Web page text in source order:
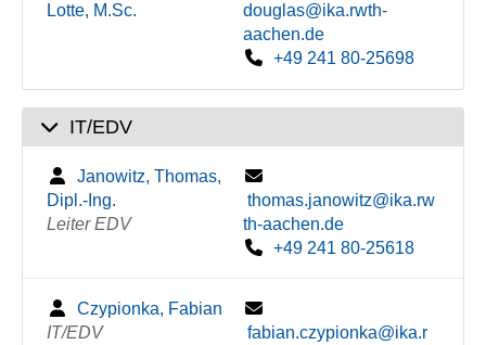
Lotte, M.Sc.
douglas@ika.rwth-
aachen.de
+49 241 80-25698
IT/EDV
Janowitz, Thomas,
Dipl.-Ing.
Leiter EDV
thomas.janowitz@ika.rw
th-aachen.de
+49 241 80-25618
Czypionka, Fabian
IT/EDV
fabian.czypionka@ika.r